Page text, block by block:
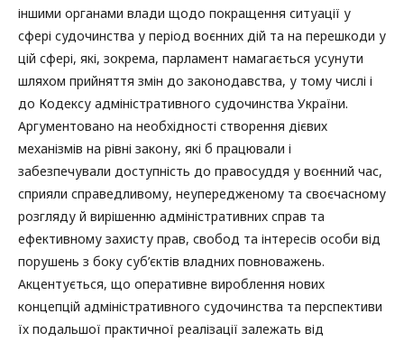
іншими органами влади щодо покращення ситуації у
сфері судочинства у період воєнних дій та на перешкоди у
цій сфері, які, зокрема, парламент намагається усунути
шляхом прийняття змін до законодавства, у тому числі і
до Кодексу адміністративного судочинства України.
Аргументовано на необхідності створення дієвих
механізмів на рівні закону, які б працювали і
забезпечували доступність до правосуддя у воєнний час,
сприяли справедливому, неупередженому та своєчасному
розгляду й вирішенню адміністративних справ та
ефективному захисту прав, свобод та інтересів особи від
порушень з боку суб’єктів владних повноважень.
Акцентується, що оперативне вироблення нових
концепцій адміністративного судочинства та перспективи
їх подальшої практичної реалізації залежать від